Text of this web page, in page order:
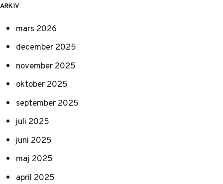
ARKIV
mars 2026
december 2025
november 2025
oktober 2025
september 2025
juli 2025
juni 2025
maj 2025
april 2025